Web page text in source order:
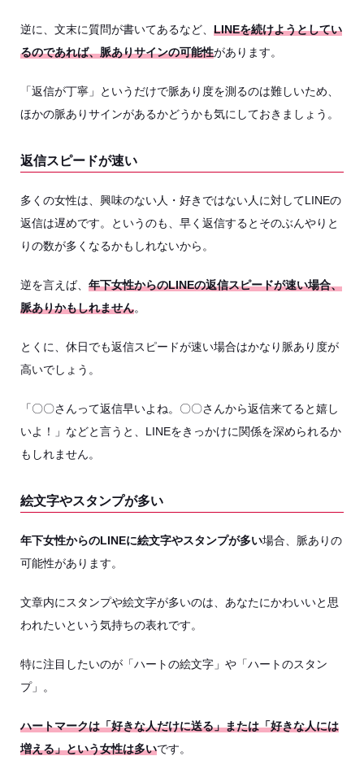
逆に、文末に質問が書いてあるなど、 LINEを続けようとしてい
るのであれば、脈ありサインの可能性があります。
「返信が丁寧」というだけで脈あり度を測るのは難しいため、
ほかの脈ありサインがあるかどうかも気にしておきましょう。
返信スピードが速い
多くの女性は、興味のない人・好きではない人に対してLINEの
返信は遅めです。というのも、早く返信するとそのぶんやりと
りの数が多くなるかもしれないから。
逆を言えば、 年下女性からのLINEの返信スピードが速い場合、
脈ありかもしれません。
とくに、休日でも返信スピードが速い場合はかなり脈あり度が
高いでしょう。
「〇〇さんって返信早いよね。〇〇さんから返信来てると嬉し
いよ！」などと言うと、LINEをきっかけに関係を深められるか
もしれません。
絵文字やスタンプが多い
年下女性からのLINEに絵文字やスタンプが多い場合、脈ありの
可能性があります。
文章内にスタンプや絵文字が多いのは、あなたにかわいいと思
われたいという気持ちの表れです。
特に注目したいのが「ハートの絵文字」や「ハートのスタン
プ」。
ハートマークは「好きな人だけに送る」または「好きな人には
増える」という女性は多いです。